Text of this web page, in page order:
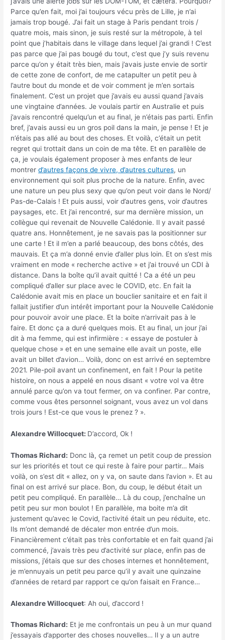
Parce qu’en fait, moi j’ai toujours vécu près de Lille, je n’ai
jamais trop bougé. J’ai fait un stage à Paris pendant trois /
quatre mois, mais sinon, je suis resté sur la métropole, à tel
point que j’habitais dans le village dans lequel j’ai grandi ! C’est
pas parce que j’ai pas bougé du tout, c’est que j’y suis revenu
parce qu’on y était très bien, mais j’avais juste envie de sortir
de cette zone de confort, de me catapulter un petit peu à
l’autre bout du monde et de voir comment je m’en sortais
finalement. C’est un projet que j’avais eu aussi quand j’avais
une vingtaine d’années. Je voulais partir en Australie et puis
j’avais rencontré quelqu’un et au final, je n’étais pas parti. Enfin
bref, j’avais aussi eu un gros poil dans la main, je pense ! Et je
n’étais pas allé au bout des choses. Et voilà, c’était un petit
regret qui trottait dans un coin de ma tête. Et en parallèle de
ça, je voulais également proposer à mes enfants de leur
montrerd’autres façons de vivre, d’autres cultures, un
environnement qui soit plus proche de la nature. Enfin, avec
une nature un peu plus sexy que qu’on peut voir dans le Nord/
Pas-de-Calais ! Et puis aussi, voir d’autres gens, voir d’autres
paysages, etc. Et j’ai rencontré, sur ma dernière mission, un
collègue qui revenait de Nouvelle Calédonie. Il y avait passé
quatre ans. Honnêtement, je ne savais pas la positionner sur
une carte ! Et il m’en a parlé beaucoup, des bons côtés, des
mauvais. Et ça m’a donné envie d’aller plus loin. Et on s’est mis
vraiment en mode « recherche active » et j’ai trouvé un CDI à
distance. Dans la boîte qu’il avait quitté ! Ca a été un peu
compliqué d’aller sur place avec le COVID, etc. En fait la
Calédonie avait mis en place un bouclier sanitaire et en fait il
fallait justifier d’un intérêt important pour la Nouvelle Calédonie
pour pouvoir avoir une place. Et la boite n’arrivait pas à le
faire. Et donc ça a duré quelques mois. Et au final, un jour j’ai
dit à ma femme, qui est infirmière : « essaye de postuler à
quelque chose » et en une semaine elle avait un poste, elle
avait un billet d’avion… Voilà, donc on est arrivé en septembre
2021. Pile-poil avant un confinement, en fait ! Pour la petite
histoire, on nous a appelé en nous disant « votre vol va être
annulé parce qu’on va tout fermer, on va confiner. Par contre,
comme vous êtes personnel soignant, vous avez un vol dans
trois jours ! Est-ce que vous le prenez ? ».
Alexandre Willocquet: D’accord, Ok !
Thomas Richard: Donc là, ça remet un petit coup de pression
sur les priorités et tout ce qui reste à faire pour partir… Mais
voilà, on s’est dit « allez, on y va, on saute dans l’avion ». Et au
final on est arrivé sur place. Bon, du coup, le début était un
petit peu compliqué. En parallèle… Là du coup, j’enchaîne un
petit peu sur mon boulot ! En parallèle, ma boite m’a dit
justement qu’avec le Covid, l’activité était un peu réduite, etc.
Ils m’ont demandé de décaler mon entrée d’un mois.
Financièrement c’était pas très confortable et en fait quand j’ai
commencé, j’avais très peu d’activité sur place, enfin pas de
missions, j’étais que sur des choses internes et honnêtement,
je m’ennuyais un petit peu parce qu’il y avait une quinzaine
d’années de retard par rapport ce qu’on faisait en France…
Alexandre Willocquet: Ah oui, d’accord !
Thomas Richard: Et je me confrontais un peu à un mur quand
j’essayais d’apporter des choses nouvelles… Il y a un autre